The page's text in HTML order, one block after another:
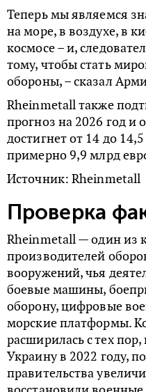
Теперь мы являемся
на море, в воздухе, в
космосе – и,
тому, чтобы стать
обороны, – сказал
Rheinmetall также
прогноз на 2026 год и
достигнет от 14 до
примерно 9,9 млрд
Источник: Rheinmetall
Проверка
Rheinmetall — один из
производителей
вооружений, чья
боевые машины,
оборону, цифровые
морские платформы.
расширилась с тех пор,
Украину в 2022 году,
правительства